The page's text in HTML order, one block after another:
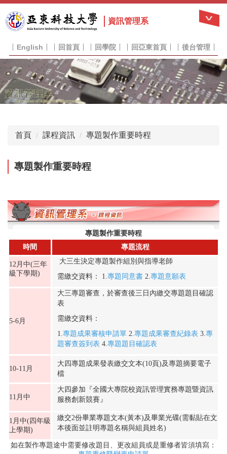
到
主
容
區
資訊管理系
English 回首頁 回學院 回亞東首頁 後台管理
首頁 課程資訊 專題製作重要時程
專題製作重要時程
專題製作重要時程
時間
專題流程
12月中(三年
級下學期)
大三生決定專題製作組別與指導老師
需繳交資料： 1. 專題同意書 2. 專題意願表
5-6月
大三專題審查，於審查後三日內繳交專題題目確認
表
需繳交資料：
1. 專題成果審核申請單 2. 專題成果審查紀錄表 3. 專
題審查簽到表 4. 專題題目確認表
10-11月
大四專題成果發表繳交文本(10頁)及專題摘要電子
檔
11月中
大四參加『全國大專院校資訊管理實務專題暨資訊
服務創新競賽』
1月中(四年級
上學期)
繳交2份畢業專題文本(黃本)及畢業光碟(需黏貼在文
本後面並註明專題名稱與組員姓名)
如在製作專題途中需要修改題目、更改組員或是重修者皆須填寫：